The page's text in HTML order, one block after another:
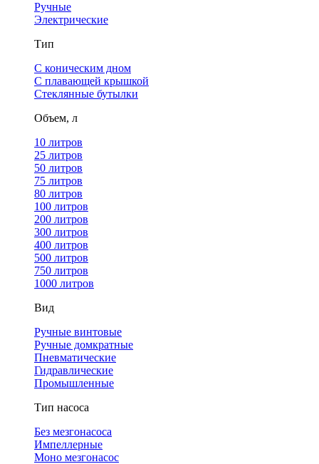
Ручные
Электрические
Тип
С коническим дном
С плавающей крышкой
Стеклянные бутылки
Объем, л
10 литров
25 литров
50 литров
75 литров
80 литров
100 литров
200 литров
300 литров
400 литров
500 литров
750 литров
1000 литров
Вид
Ручные винтовые
Ручные домкратные
Пневматические
Гидравлические
Промышленные
Тип насоса
Без мезгонасоса
Импеллерные
Моно мезгонасос